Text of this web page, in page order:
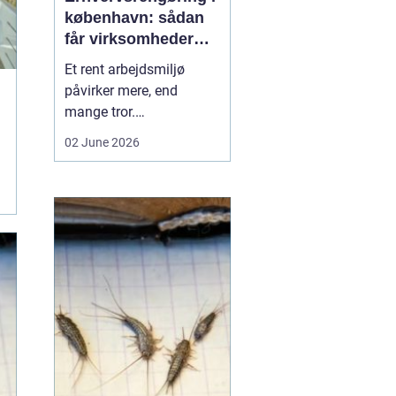
københavn: sådan
får virksomheder
mere ud af
hverdagen
Et rent arbejdsmiljø
påvirker mere, end
mange tror.
virksomhedens
omdømme hænger tæt
sammen med, hvordan
kontorer, fællesarealer
og ejendomme bliver
holdt. Når vi taler om
erhvervsrengøring købe...
02 June 2026